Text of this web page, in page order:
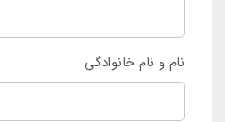
نام و نام خانوادگی